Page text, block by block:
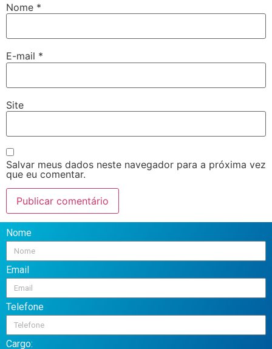
Nome *
E-mail *
Site
Salvar meus dados neste navegador para a próxima vez
que eu comentar.
Nome
Email
Telefone
Cargo: